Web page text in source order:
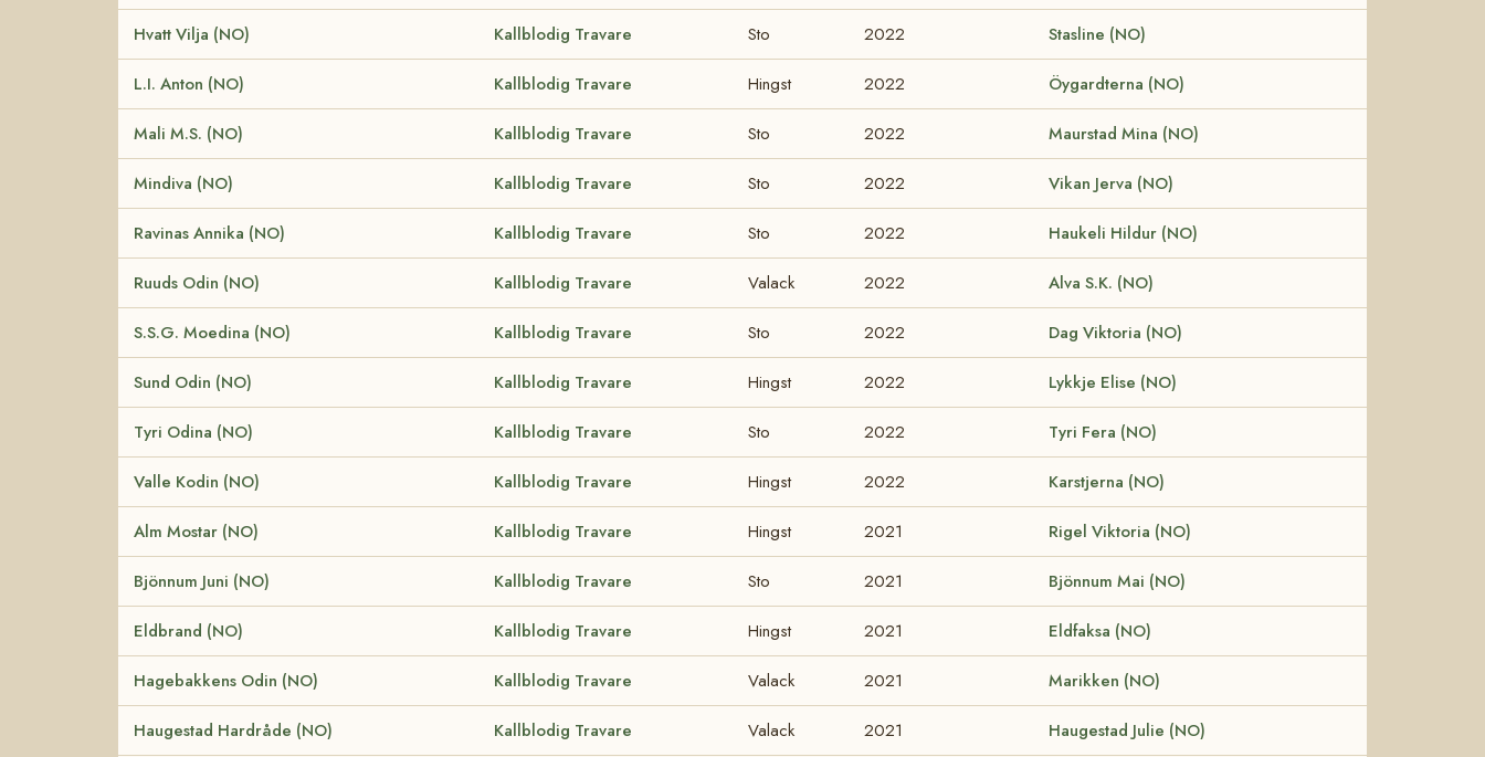
Hvatt Vilja (NO) Kallblodig Travare Sto 2022 Stasline (NO)
L.I. Anton (NO) Kallblodig Travare Hingst 2022 Öygardterna (NO)
Mali M.S. (NO) Kallblodig Travare Sto 2022 Maurstad Mina (NO)
Mindiva (NO) Kallblodig Travare Sto 2022 Vikan Jerva (NO)
Ravinas Annika (NO) Kallblodig Travare Sto 2022 Haukeli Hildur (NO)
Ruuds Odin (NO) Kallblodig Travare Valack 2022 Alva S.K. (NO)
S.S.G. Moedina (NO) Kallblodig Travare Sto 2022 Dag Viktoria (NO)
Sund Odin (NO) Kallblodig Travare Hingst 2022 Lykkje Elise (NO)
Tyri Odina (NO) Kallblodig Travare Sto 2022 Tyri Fera (NO)
Valle Kodin (NO) Kallblodig Travare Hingst 2022 Karstjerna (NO)
Alm Mostar (NO) Kallblodig Travare Hingst 2021 Rigel Viktoria (NO)
Bjönnum Juni (NO) Kallblodig Travare Sto 2021 Bjönnum Mai (NO)
Eldbrand (NO) Kallblodig Travare Hingst 2021 Eldfaksa (NO)
Hagebakkens Odin (NO) Kallblodig Travare Valack 2021 Marikken (NO)
Haugestad Hardråde (NO) Kallblodig Travare Valack 2021 Haugestad Julie (NO)